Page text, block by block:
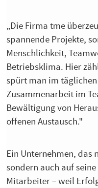
„Die Firma tme
spannende Projekte,
Menschlichkeit,
Betriebsklima. Hier
spürt man im
Zusammenarbeit im
Bewältigung von
offenen Austausch."
Ein Unternehmen, das
sondern auch auf
Mitarbeiter – weil